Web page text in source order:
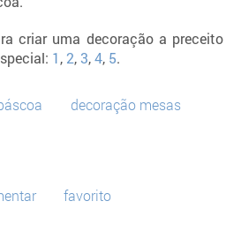
criar uma decoração a preceito
1 , 2, 3, 4, 5.
decoração mesas
favorito